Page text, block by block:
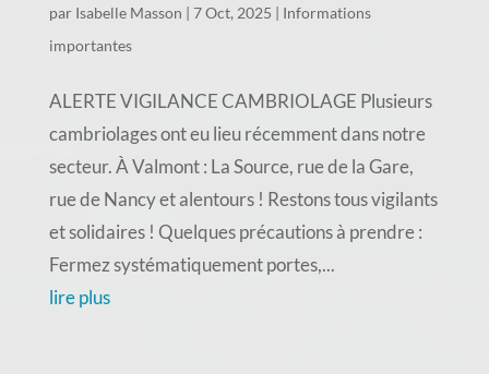
par Isabelle Masson | 7 Oct, 2025 | Informations
importantes
ALERTE VIGILANCE CAMBRIOLAGE Plusieurs
cambriolages ont eu lieu récemment dans notre
secteur. À Valmont : La Source, rue de la Gare,
rue de Nancy et alentours ! Restons tous vigilants
et solidaires ! Quelques précautions à prendre :
Fermez systématiquement portes,...
lire plus